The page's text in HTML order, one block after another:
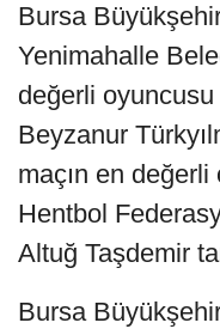
Bursa
Yenimahalle
değerli
Beyzanur
maçın en
Hentbol
Altuğ Taşdemir
Bursa